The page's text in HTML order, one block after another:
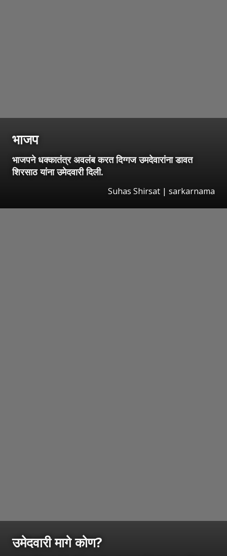
भाजप
भाजपने धक्कातंत्र अवलंब करत दिग्गज उमदेवारांना डावत
शिरसाठ यांना उमेदवारी दिली.
Suhas Shirsat | sarkarnama
उमेदवारी मागे कोण?